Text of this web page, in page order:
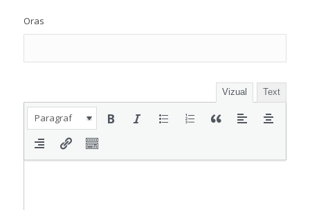
Oras
Vizual Text
Paragraf